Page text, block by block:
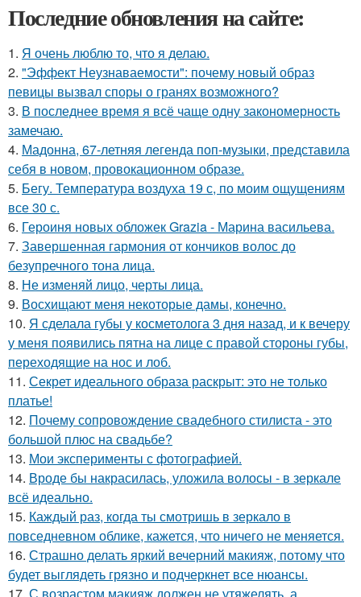
Последние обновления на сайте:
1. Я очень люблю то, что я делаю.
2. "Эффект Неузнаваемости": почему новый образ
певицы вызвал споры о гранях возможного?
3. В последнее время я всё чаще одну закономерность
замечаю.
4. Мадонна, 67-летняя легенда поп-музыки, представила
себя в новом, провокационном образе.
5. Бегу. Температура воздуха 19 с, по моим ощущениям
все 30 с.
6. Героиня новых обложек Grazia - Марина васильева.
7. Завершенная гармония от кончиков волос до
безупречного тона лица.
8. Не изменяй лицо, черты лица.
9. Восхищают меня некоторые дамы, конечно.
10. Я сделала губы у косметолога 3 дня назад, и к вечеру
у меня появились пятна на лице с правой стороны губы,
переходящие на нос и лоб.
11. Секрет идеального образа раскрыт: это не только
платье!
12. Почему сопровождение свадебного стилиста - это
большой плюс на свадьбе?
13. Мои эксперименты с фотографией.
14. Вроде бы накрасилась, уложила волосы - в зеркале
всё идеально.
15. Каждый раз, когда ты смотришь в зеркало в
повседневном облике, кажется, что ничего не меняется.
16. Страшно делать яркий вечерний макияж, потому что
будет выглядеть грязно и подчеркнет все нюансы.